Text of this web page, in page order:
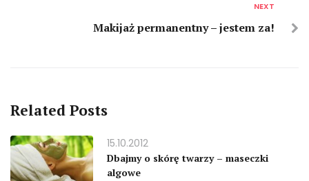
NEXT
Makijaż permanentny – jestem za!
Related Posts
15.10.2012
Dbajmy o skórę twarzy – maseczki
algowe